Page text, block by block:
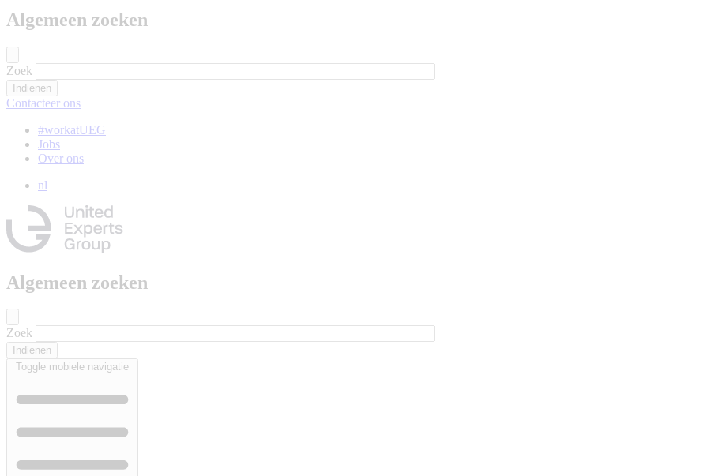
Algemeen zoeken
Zoek
Contacteer ons
#workatUEG
Jobs
Over ons
nl
Algemeen zoeken
Zoek
Toggle mobiele navigatie